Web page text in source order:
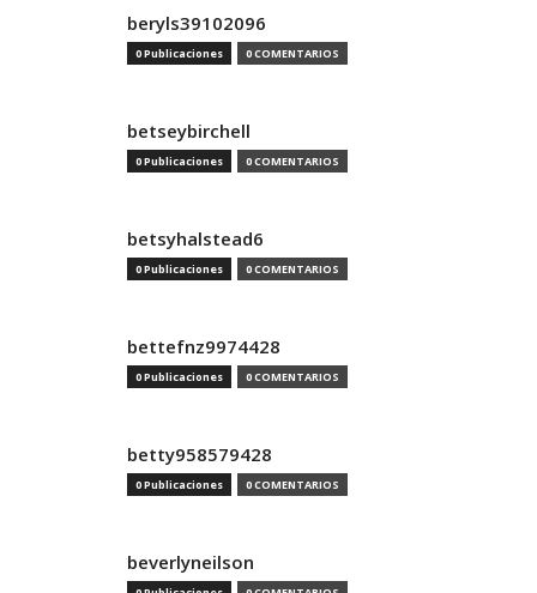
beryls39102096
0 Publicaciones 0 COMENTARIOS
betseybirchell
0 Publicaciones 0 COMENTARIOS
betsyhalstead6
0 Publicaciones 0 COMENTARIOS
bettefnz9974428
0 Publicaciones 0 COMENTARIOS
betty958579428
0 Publicaciones 0 COMENTARIOS
beverlyneilson